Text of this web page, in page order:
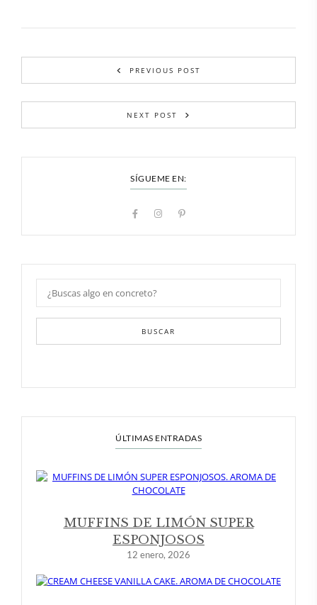
PREVIOUS POST
NEXT POST
SÍGUEME EN:
BUSCAR
ÚLTIMAS ENTRADAS
MUFFINS DE LIMÓN SUPER
ESPONJOSOS
12 enero, 2026